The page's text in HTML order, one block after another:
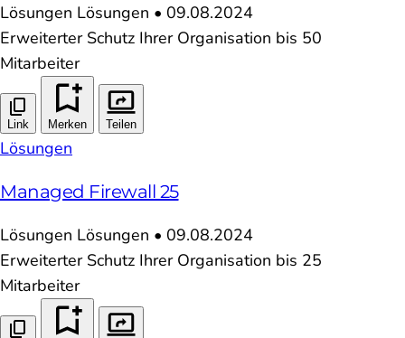
Lösungen Lösungen • 09.08.2024
Erweiterter Schutz Ihrer Organisation bis 50
Mitarbeiter
Link Merken Teilen
Lösungen
Managed Firewall 25
Lösungen Lösungen • 09.08.2024
Erweiterter Schutz Ihrer Organisation bis 25
Mitarbeiter